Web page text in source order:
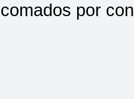
comados por